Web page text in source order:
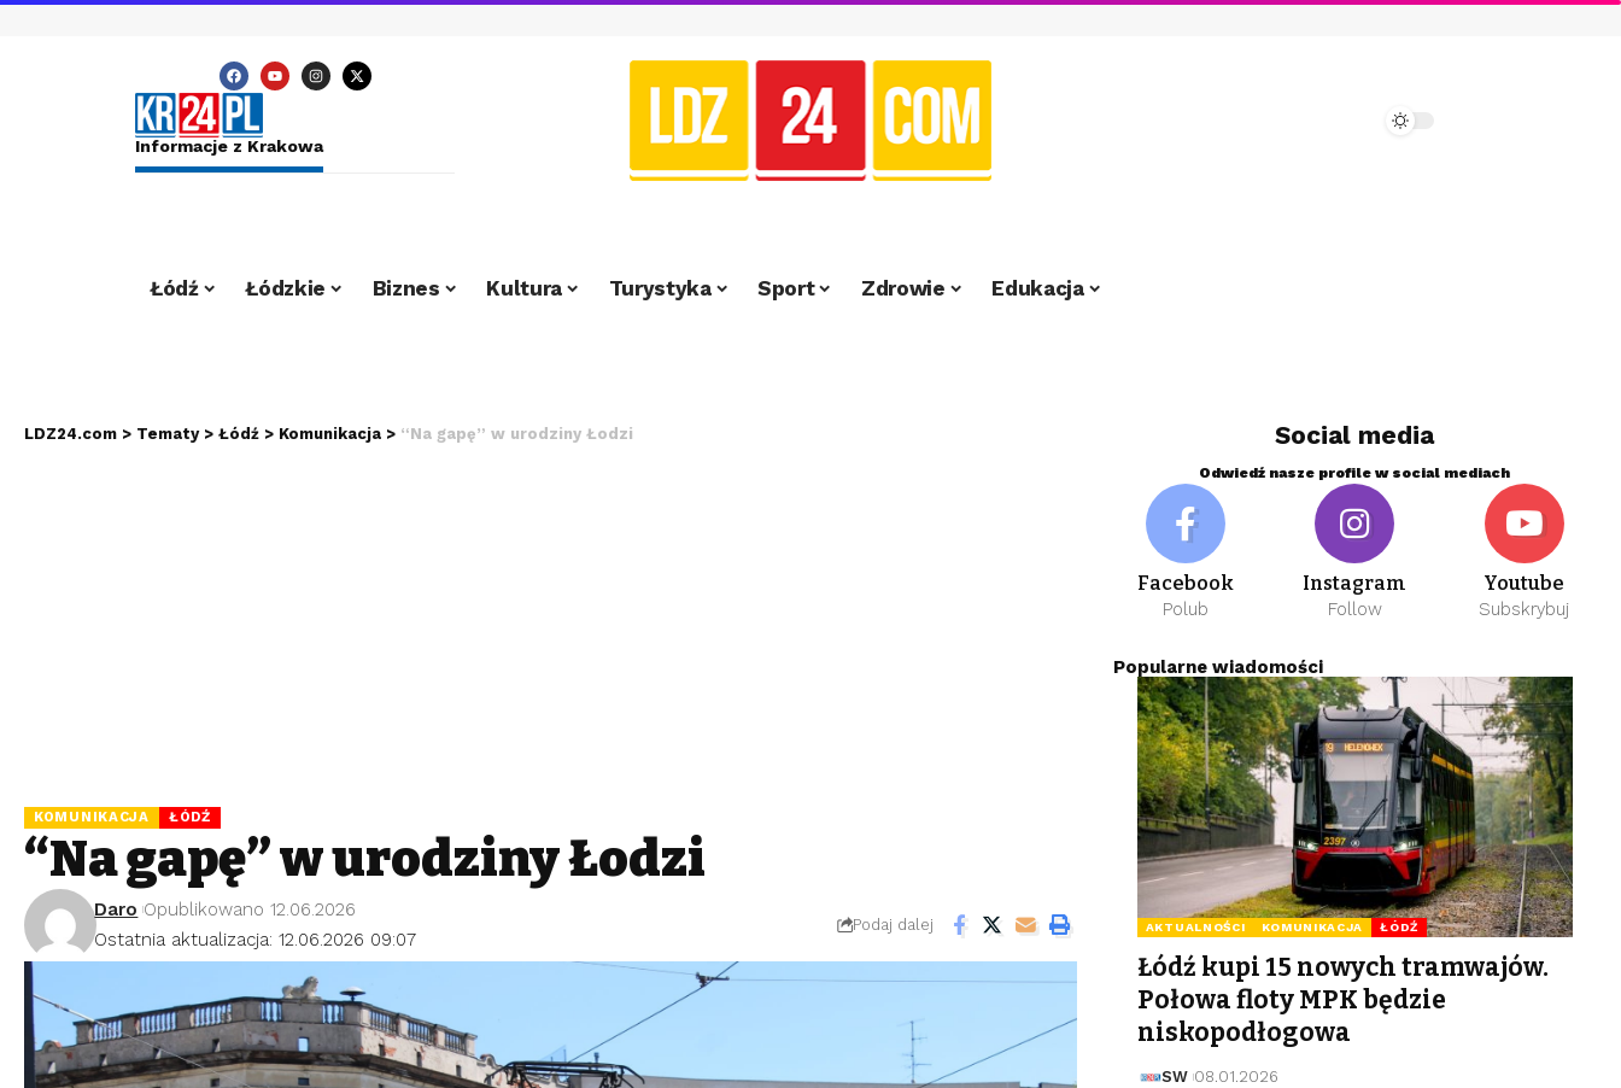
Informacje z Krakowa
Łódź Łódzkie Biznes Kultura Turystyka Sport Zdrowie Edukacja
LDZ24.com > Tematy> Łódź > Komunikacja > “Na gapę” w urodziny Łodzi
KOMUNIKACJA ŁÓDŹ
“Na gapę” w urodziny Łodzi
Ostatnia aktualizacja: 12.06.2026 09:07
Daro Opublikowano 12.06.2026
Podaj dalej
Social media
Odwiedź nasze profile w social mediach
Facebook
Polub
Instagram
Follow
Youtube
Subskrybuj
Popularne wiadomości
AKTUALNOŚCI KOMUNIKACJA ŁÓDŹ
Łódź kupi 15 nowych tramwajów.
Połowa floty MPK będzie
niskopodłogowa
SW 08.01.2026